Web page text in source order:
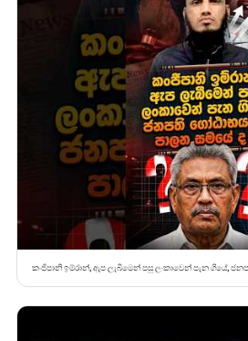
කංජිපානි ඉම්රාන්, ඇප ලැබීමෙන් පසු ලංකාවෙන් පැන ගියේ,